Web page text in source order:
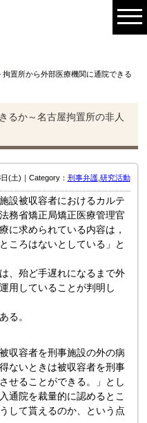
拘置所から外部医療機関に通院できる
るか～名古屋拘置所の非人
(土)｜Category： 刑事弁護, 研究活動
設被収容者におけるカルテ
務省矯正局矯正医療管理官
に求められている内容は，
ころはないとしている」と
、殆ど手遅れになるまで外
用していることが判明し
る。
収容者を刑事施設の外の病
ないときは被収容者を刑事
せることができる。」とし
通院を裁量的に認めるとこ
して貰えるのか、という点